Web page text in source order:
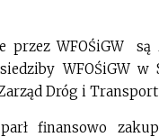
przez WFOŚiGW
WFOŚiGW
Dróg i
finansowo